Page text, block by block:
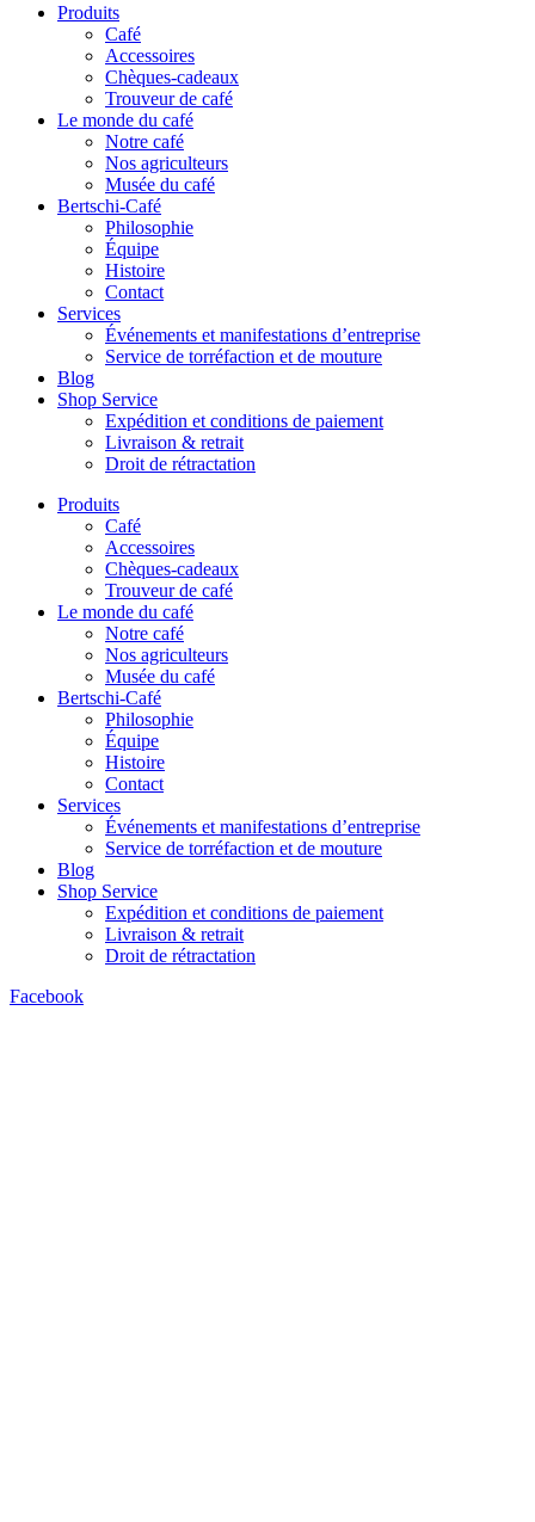
Produits
Café
Accessoires
Chèques-cadeaux
Trouveur de café
Le monde du café
Notre café
Nos agriculteurs
Musée du café
Bertschi-Café
Philosophie
Équipe
Histoire
Contact
Services
Événements et manifestations d’entreprise
Service de torréfaction et de mouture
Blog
Shop Service
Expédition et conditions de paiement
Livraison & retrait
Droit de rétractation
Produits
Café
Accessoires
Chèques-cadeaux
Trouveur de café
Le monde du café
Notre café
Nos agriculteurs
Musée du café
Bertschi-Café
Philosophie
Équipe
Histoire
Contact
Services
Événements et manifestations d’entreprise
Service de torréfaction et de mouture
Blog
Shop Service
Expédition et conditions de paiement
Livraison & retrait
Droit de rétractation
Facebook